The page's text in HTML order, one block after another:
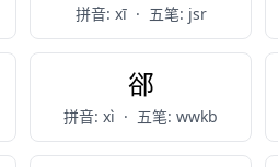
拼音: xī · 五笔: jsr
郤
拼音: xì · 五笔: wwkb